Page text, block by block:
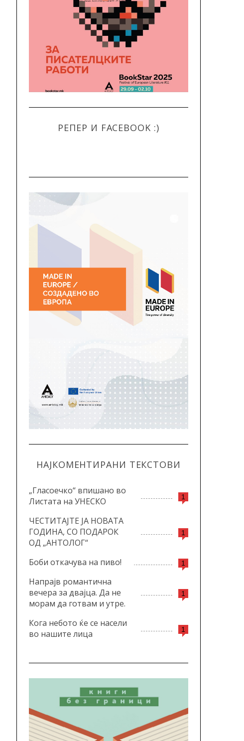
РЕПЕР И FACEBOOK :)
НАЈКОМЕНТИРАНИ ТЕКСТОВИ
1
„Гласоечко“ впишано во
Листата на УНЕСКО
1
ЧЕСТИТАЈТЕ ЈА НОВАТА
ГОДИНА, СО ПОДАРОК
ОД „АНТОЛОГ“
1
Боби откачува на пиво!
1
Напрајв романтична
вечера за двајца. Да не
морам да готвам и утре.
1
Кога небото ќе се насели
во нашите лица